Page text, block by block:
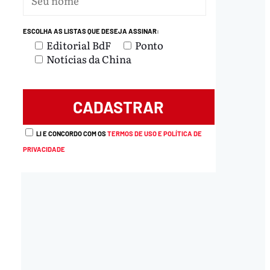
ESCOLHA AS LISTAS QUE DESEJA ASSINAR:
Editorial BdF
Ponto
Notícias da China
LI E CONCORDO COM OSTERMOS DE USO E POLÍTICA DE
PRIVACIDADE